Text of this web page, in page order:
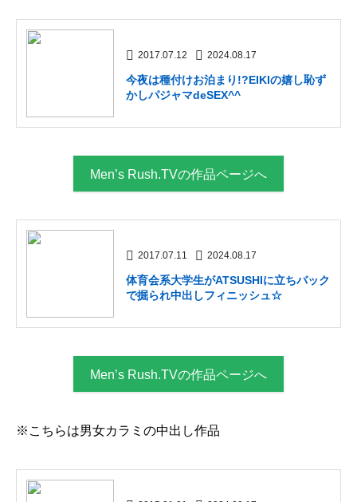
2017.07.12 2024.08.17
今夜は種付けお泊まり!?EIKIの嬉し恥ず
かしパジャマdeSEX^^
Men’s Rush.TVの作品ページへ
2017.07.11 2024.08.17
体育会系大学生がATSUSHIに立ちバック
で掘られ中出しフィニッシュ☆
Men’s Rush.TVの作品ページへ
※こちらは男女カラミの中出し作品